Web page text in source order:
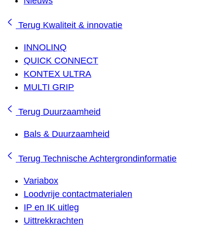
Terug Kwaliteit & innovatie
INNOLINQ
QUICK CONNECT
KONTEX ULTRA
MULTI GRIP
Terug Duurzaamheid
Bals & Duurzaamheid
Terug Technische Achtergrondinformatie
Variabox
Loodvrije contactmaterialen
IP en IK uitleg
Uittrekkrachten